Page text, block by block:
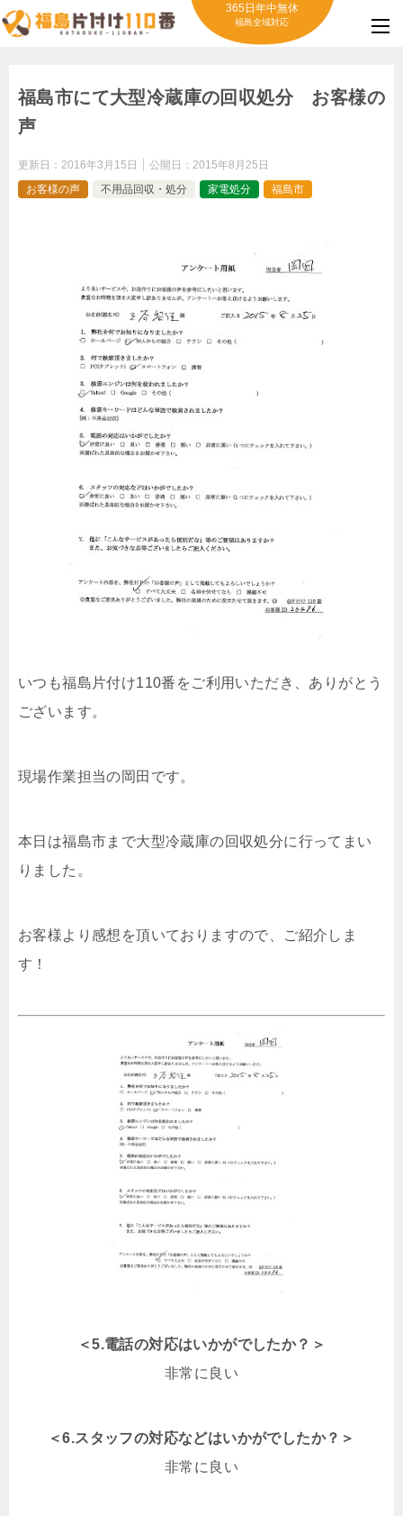
365日年中無休
福島全域対応
福島市にて大型冷蔵庫の回収処分 お客様の
声
更新日： 2016年3月15日 公開日： 2015年8月25日
お客様の声
不用品回収・処分 家電処分 福島市
いつも福島片付け110番をご利用いただき、ありがとう
ございます。
現場作業担当の岡田です。
本日は福島市まで大型冷蔵庫の回収処分に行ってまい
りました。
お客様より感想を頂いておりますので、ご紹介しま
す！
＜5.電話の対応はいかがでしたか？＞
非常に良い
＜6.スタッフの対応などはいかがでしたか？＞
非常に良い